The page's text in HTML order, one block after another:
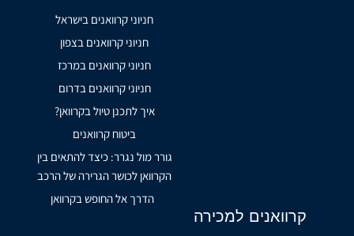
חניוני קרוואנים בישראל
חניוני קרוואנים בצפון
חניוני קרוואנים במרכז
חניוני קרוואנים בדרום
איך לתכנן טיול בקרוואן?
ביטוח קרוואנים
גורר מול נגרר: כיצד להתאים בין
הקרוואן לכושר הגרירה של הרכב
הדרך אל החופש בקרוואן
קרוואנים למכירה